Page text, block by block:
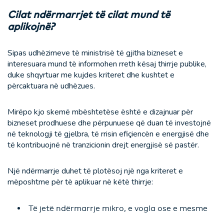
Cilat ndërmarrjet të cilat mund të
aplikojnë?
Sipas udhëzimeve të ministrisë të gjitha bizneset e
interesuara mund të informohen rreth kësaj thirrje publike,
duke shqyrtuar me kujdes kriteret dhe kushtet e
përcaktuara në udhëzues.
Mirëpo kjo skemë mbështetëse është e dizajnuar për
bizneset prodhuese dhe përpunuese që duan të investojnë
në teknologji të gjelbra, të rrisin efiçiencën e energjisë dhe
të kontribuojnë në tranzicionin drejt energjisë së pastër.
Një ndërmarrje duhet të plotësoj një nga kriteret e
mëposhtme për të aplikuar në këtë thirrje:
Të jetë ndërmarrje mikro, e vogla ose e mesme